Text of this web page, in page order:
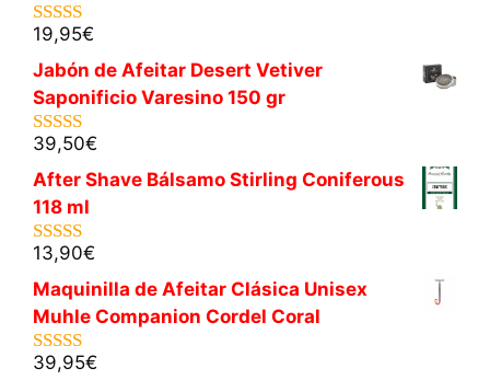
5.00de 5
19,95€
Jabón de Afeitar Desert Vetiver
Saponificio Varesino 150 gr
5.00de 5
39,50€
After Shave Bálsamo Stirling Coniferous
118 ml
5.00de 5
13,90€
Maquinilla de Afeitar Clásica Unisex
Muhle Companion Cordel Coral
5.00de 5
39,95€